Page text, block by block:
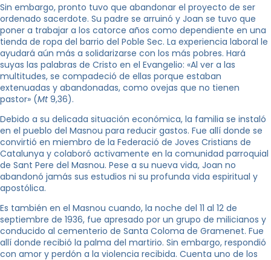
Sin embargo, pronto tuvo que abandonar el proyecto de ser
ordenado sacerdote. Su padre se arruinó y Joan se tuvo que
poner a trabajar a los catorce años como dependiente en una
tienda de ropa del barrio del Poble Sec. La experiencia laboral le
ayudará aún más a solidarizarse con los más pobres. Hará
suyas las palabras de Cristo en el Evangelio: «Al ver a las
multitudes, se compadeció de ellas porque estaban
extenuadas y abandonadas, como ovejas que no tienen
pastor» (Mt9,36).
Debido a su delicada situación económica, la familia se instaló
en el pueblo del Masnou para reducir gastos. Fue allí donde se
convirtió en miembro de la Federació de Joves Cristians de
Catalunya y colaboró activamente en la comunidad parroquial
de Sant Pere del Masnou. Pese a su nueva vida, Joan no
abandonó jamás sus estudios ni su profunda vida espiritual y
apostólica.
Es también en el Masnou cuando, la noche del 11 al 12 de
septiembre de 1936, fue apresado por un grupo de milicianos y
conducido al cementerio de Santa Coloma de Gramenet. Fue
allí donde recibió la palma del martirio. Sin embargo, respondió
con amor y perdón a la violencia recibida. Cuenta uno de los